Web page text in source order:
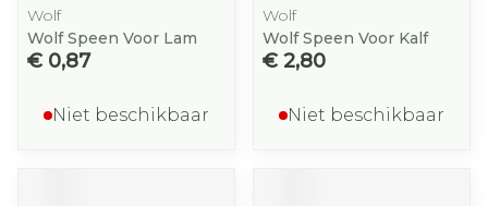
Wolf
Wolf Speen Voor Lam
€ 0,87
Niet beschikbaar
Wolf
Wolf Speen Voor Kalf
€ 2,80
Niet beschikbaar